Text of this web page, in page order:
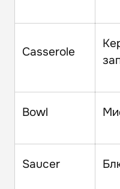
Casserole
Bowl
Saucer